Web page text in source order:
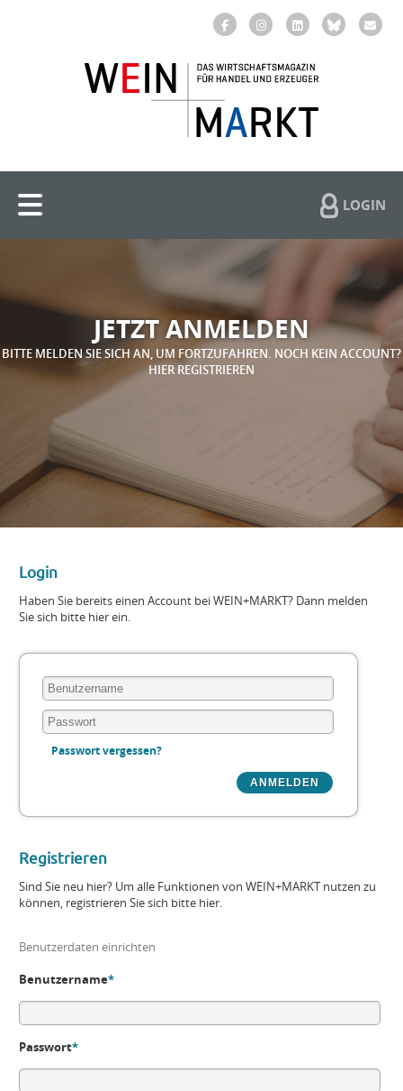
LOGIN
JETZT ANMELDEN
BITTE MELDEN SIE SICH AN, UM FORTZUFAHREN. NOCH KEIN ACCOUNT?
HIER REGISTRIEREN
Login
Haben Sie bereits einen Account bei WEIN+MARKT? Dann melden
Sie sich bitte hier ein.
Passwort vergessen?
Registrieren
Sind Sie neu hier? Um alle Funktionen von WEIN+MARKT nutzen zu
können, registrieren Sie sich bitte hier.
Benutzerdaten einrichten
Benutzername*
Passwort*